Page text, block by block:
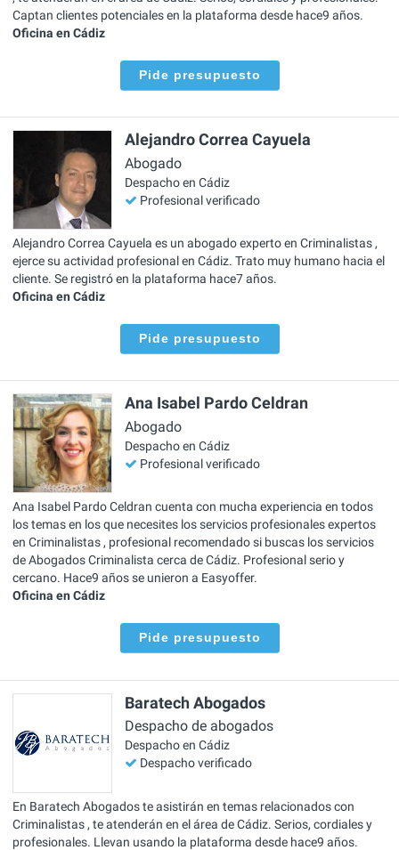
Captan clientes potenciales en la plataforma desde hace9 años.
Oficina en Cádiz
Pide presupuesto
Alejandro Correa Cayuela
Abogado
Despacho en Cádiz
Profesional verificado
Alejandro Correa Cayuela es un abogado experto en Criminalistas ,
ejerce su actividad profesional en Cádiz. Trato muy humano hacia el
cliente. Se registró en la plataforma hace7 años.
Oficina en Cádiz
Pide presupuesto
Ana Isabel Pardo Celdran
Abogado
Despacho en Cádiz
Profesional verificado
Ana Isabel Pardo Celdran cuenta con mucha experiencia en todos
los temas en los que necesites los servicios profesionales expertos
en Criminalistas , profesional recomendado si buscas los servicios
de Abogados Criminalista cerca de Cádiz. Profesional serio y
cercano. Hace9 años se unieron a Easyoffer.
Oficina en Cádiz
Pide presupuesto
Baratech Abogados
Despacho de abogados
Despacho en Cádiz
Despacho verificado
En Baratech Abogados te asistirán en temas relacionados con
Criminalistas , te atenderán en el área de Cádiz. Serios, cordiales y
profesionales. Llevan usando la plataforma desde hace9 años.